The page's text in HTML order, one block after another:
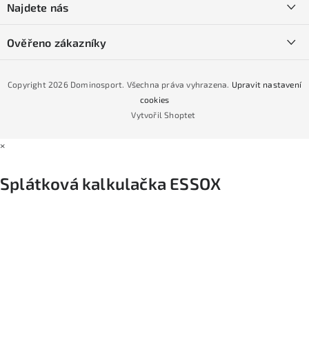
Obchodní podmínky
Podmínky GDPR
Podmínky nákupu na splátky ESSOX
Naše prodejna
Najdete nás
Ověřeno zákazníky
Vytvořil Shoptet
Copyright 2026 Dominosport. Všechna práva vyhrazena. Upravit nastavení
cookies
×
Splátková kalkulačka ESSOX